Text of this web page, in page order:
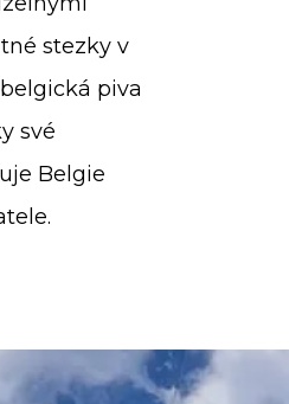
stezky v
piva
své
Belgie